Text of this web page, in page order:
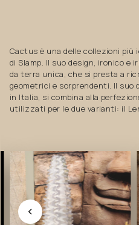
Cactus è una delle collezioni più
di Slamp. Il suo design, ironico e
da terra unica, che si presta a
geometrici e sorprendenti. Il suo
in Italia, si combina alla
utilizzati per le due varianti: il